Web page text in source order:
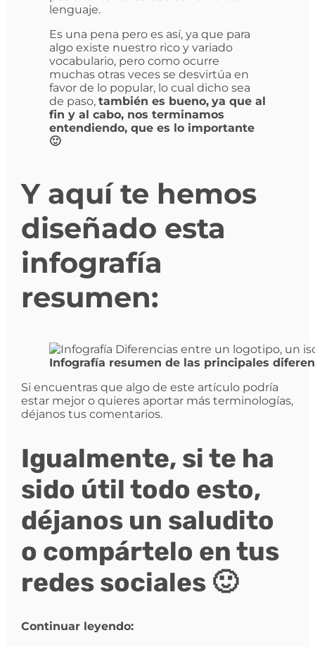
lenguaje.
Es una pena pero es así, ya que para
algo existe nuestro rico y variado
vocabulario, pero como ocurre
muchas otras veces se desvirtúa en
favor de lo popular, lo cual dicho sea
de paso, también es bueno, ya que al
fin y al cabo, nos terminamos
entendiendo, que es lo importante
🙂
Y aquí te hemos
diseñado esta
infografía
resumen:
Infografía resumen de las principales
Si encuentras que algo de este artículo podría
estar mejor o quieres aportar más terminologías,
déjanos tus comentarios.
Igualmente, si te ha
sido útil todo esto,
déjanos un saludito
o compártelo en tus
redes sociales 🙂
Continuar leyendo: